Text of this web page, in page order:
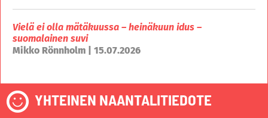
Vielä ei olla mätäkuussa – heinäkuun idus –
suomalainen suvi
Mikko Rönnholm | 15.07.2026
YHTEINEN NAANTALITIEDOTE